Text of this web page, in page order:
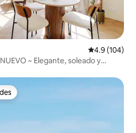
Calificación
4.9 (104)
~ Elegante, soleado y